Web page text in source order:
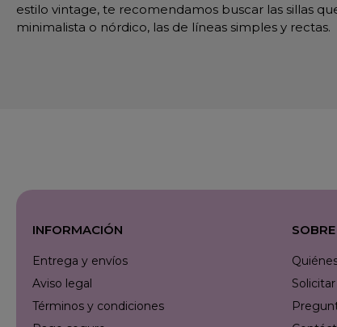
estilo vintage, te recomendamos buscar las sillas
minimalista o nórdico, las de líneas simples y rectas.
INFORMACIÓN
Entrega y envíos
Aviso legal
Términos y condiciones